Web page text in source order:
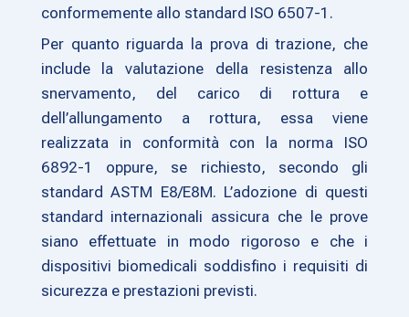
conformemente allo standard ISO 6507-1.
Per quanto riguarda la prova di trazione, che
include la valutazione della resistenza allo
snervamento, del carico di rottura e
dell’allungamento a rottura, essa viene
realizzata in conformità con la norma ISO
6892-1 oppure, se richiesto, secondo gli
standard ASTM E8/E8M. L’adozione di questi
standard internazionali assicura che le prove
siano effettuate in modo rigoroso e che i
dispositivi biomedicali soddisfino i requisiti di
sicurezza e prestazioni previsti.